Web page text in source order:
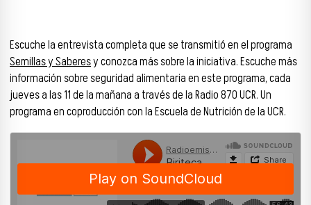
Escuche la entrevista completa que se transmitió en el programa
Semillas y Saberesy conozca más sobre la iniciativa. Escuche más
información sobre seguridad alimentaria en este programa, cada
jueves a las 11 de la mañana a través de la Radio 870 UCR. Un
programa en coproducción con la Escuela de Nutrición de la UCR.